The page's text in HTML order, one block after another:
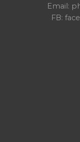
Email:
FB: